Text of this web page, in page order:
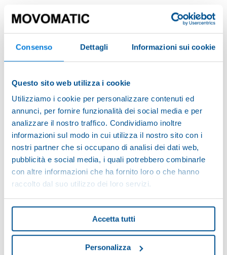
Consenso Dettagli Informazioni sui cookie
Questo sito web utilizza i cookie
Utilizziamo i cookie per personalizzare contenuti ed
annunci, per fornire funzionalità dei social media e per
analizzare il nostro traffico. Condividiamo inoltre
informazioni sul modo in cui utilizza il nostro sito con i
nostri partner che si occupano di analisi dei dati web,
pubblicità e social media, i quali potrebbero combinarle
con altre informazioni che ha fornito loro o che hanno
raccolto dal suo utilizzo dei loro servizi.
Accetta tutti
Personalizza
Company
Country
E-mail